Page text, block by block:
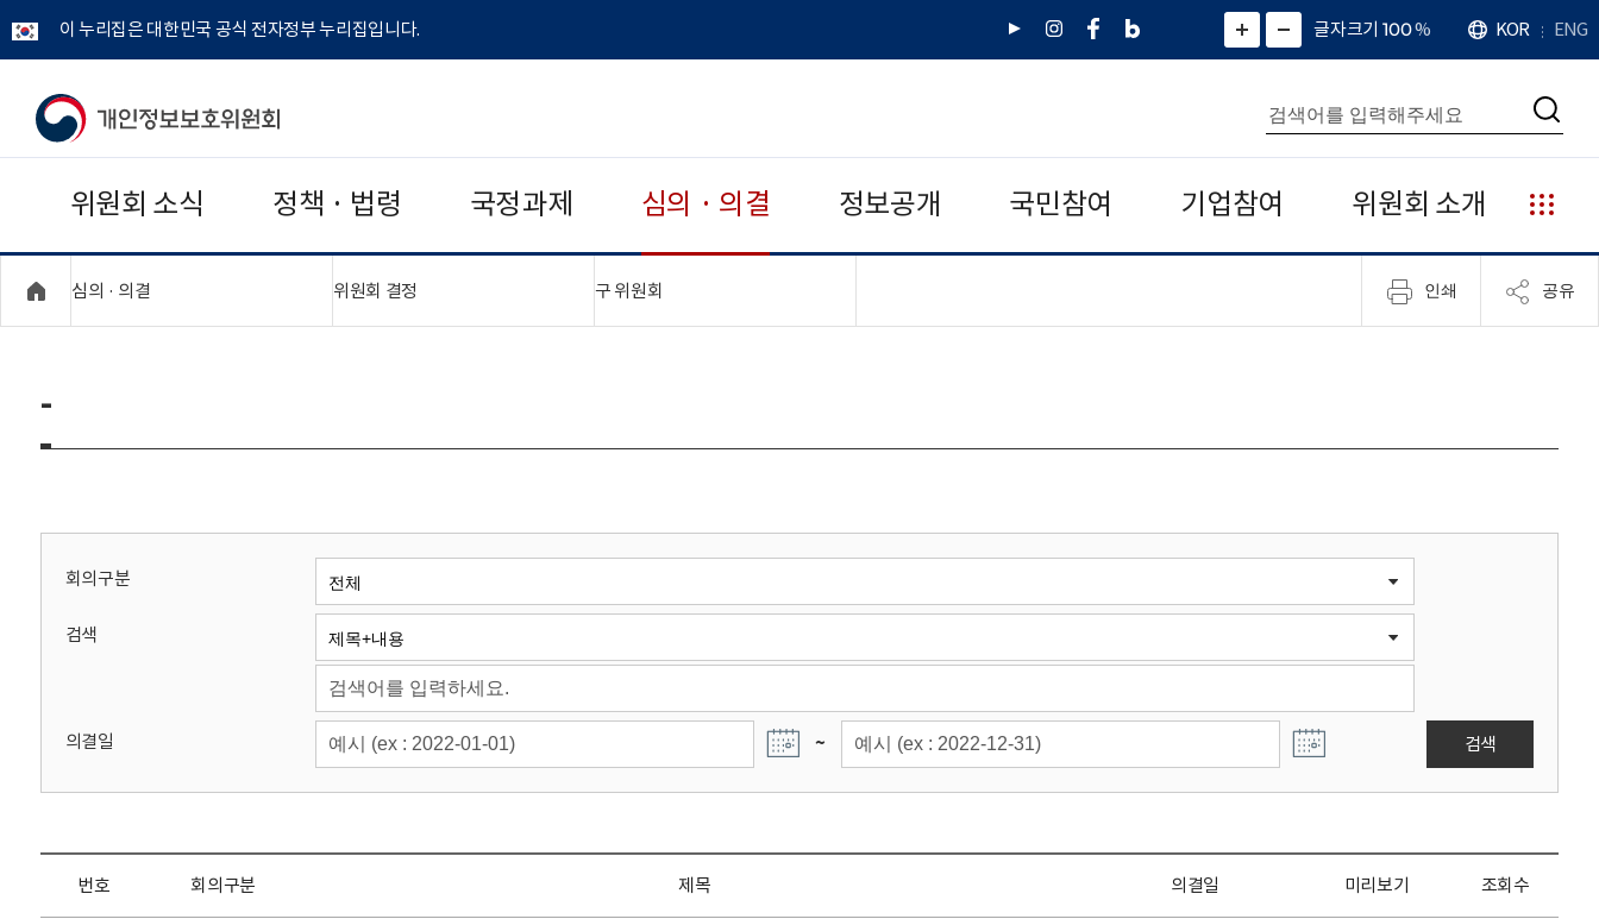
이 누리집은 대한민국 공식 전자정부 누리집입니다.
유
인
페
네
그
)
화
면
면
소
확
대
치
글자크기 100%
언
어
KOR ENG
개
보
보
위
회
통
합
검
색
검
위원회 소식 정책 · 법령 국정과제 심의 · 의결 정보공개 국민참여 기업참여 위원회 소개
누
리
집
안
심의 · 의결 위원회 결정 구 위원회 인쇄 공유
-
회의구분
검색
의결일 ~ 검색
번호 회의구분 제목 의결일 미리보기 조회수